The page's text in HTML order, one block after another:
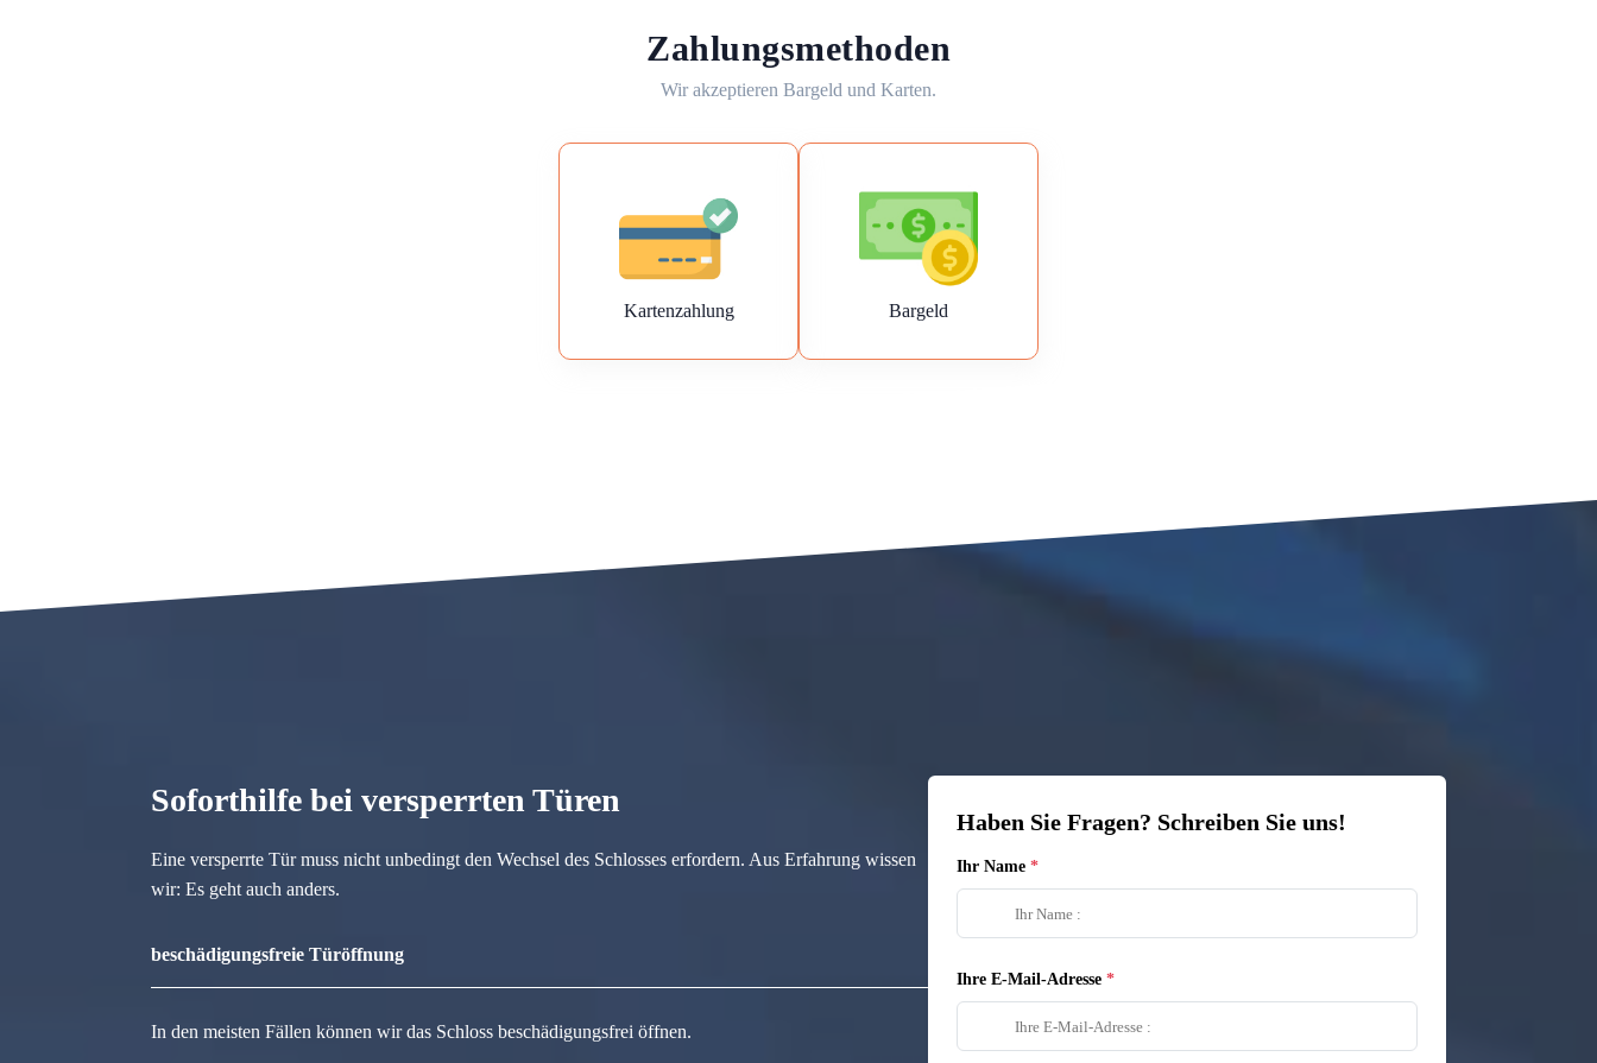
Zahlungsmethoden
Wir akzeptieren Bargeld und Karten.
Kartenzahlung Bargeld
Soforthilfe bei versperrten Türen
Eine versperrte Tür muss nicht unbedingt den Wechsel des Schlosses erfordern. Aus Erfahrung wissen
wir: Es geht auch anders.
beschädigungsfreie Türöffnung
In den meisten Fällen können wir das Schloss beschädigungsfrei öffnen.
Haben Sie Fragen? Schreiben Sie uns!
Ihr Name
Ihre E-Mail-Adresse